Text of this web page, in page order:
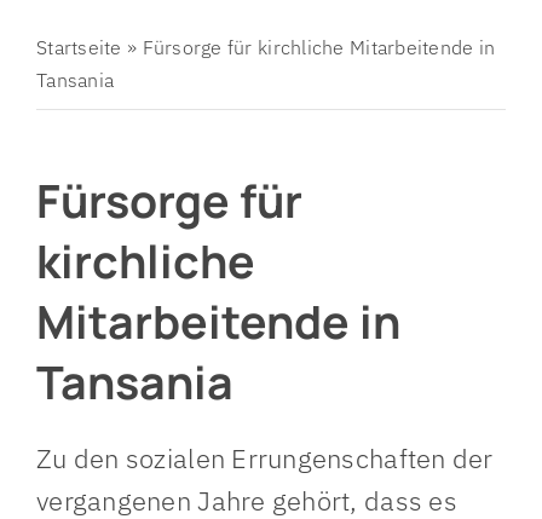
Angebote
Prävention
Startseite » Fürsorge für kirchliche Mitarbeitende in
Tansania
Fürsorge für
kirchliche
Mitarbeitende in
Tansania
Zu den sozialen Errungenschaften der
vergangenen Jahre gehört, dass es